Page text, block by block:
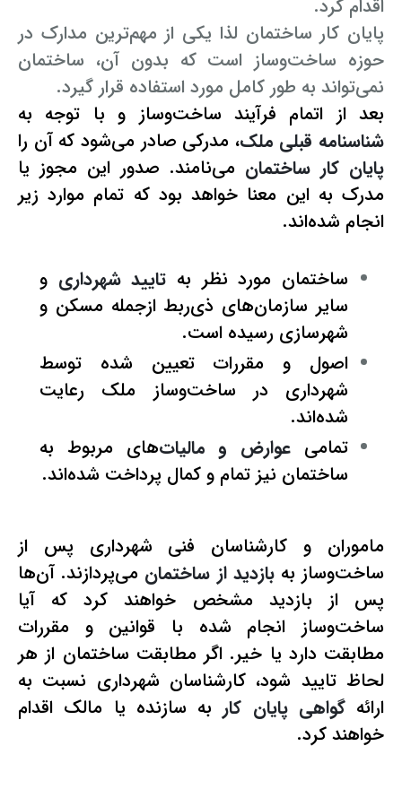
اقدام کرد.
پایان کار ساختمان لذا یکی از مهم‌ترین مدارک در
حوزه ساخت‌وساز است که بدون آن، ساختمان
نمی‌تواند به طور کامل مورد استفاده قرار گیرد.
بعد از اتمام فرآیند ساخت‌وساز و با توجه به
شناسنامه قبلی ملک، مدرکی صادر می‌شود که آن را
پایان کار ساختمان می‌نامند. صدور این مجوز یا
مدرک به این معنا خواهد بود که تمام موارد زیر
انجام شده‌اند.
ساختمان مورد نظر به تایید شهرداری و
سایر سازمان‌های ذی‌ربط ازجمله مسکن و
شهرسازی رسیده است.
اصول و مقررات تعیین شده توسط
شهرداری در ساخت‌وساز ملک رعایت
شده‌اند.
تمامی عوارض و مالیات‌های مربوط به
ساختمان نیز تمام و کمال پرداخت شده‌اند.
ماموران و کارشناسان فنی شهرداری پس از
ساخت‌وساز به بازدید از ساختمان می‌پردازند. آن‌ها
پس از بازدید مشخص خواهند کرد که آیا
ساخت‌وساز انجام شده با قوانین و مقررات
مطابقت دارد یا خیر. اگر مطابقت ساختمان از هر
لحاظ تایید شود، کارشناسان شهرداری نسبت به
ارائهگواهی پایان کار به سازنده یا مالک اقدام
خواهند کرد.